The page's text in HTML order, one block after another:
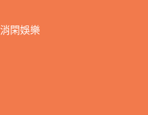
消閑娛樂